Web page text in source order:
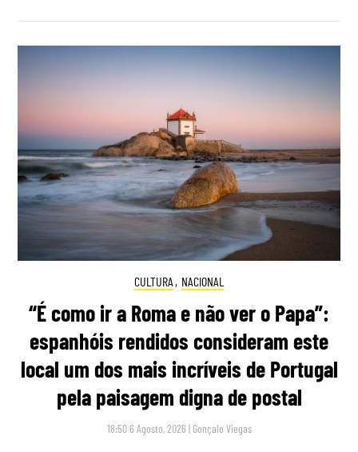
CULTURA , NACIONAL
“É como ir a Roma e não ver o Papa”:
espanhóis rendidos consideram este
local um dos mais incríveis de Portugal
pela paisagem digna de postal
18:50 6 Agosto, 2026 | Gonçalo Viegas